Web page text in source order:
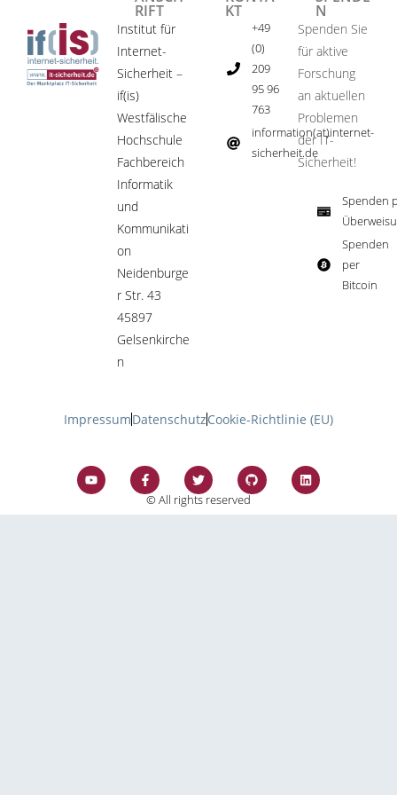
RIFT
Institut für
Internet-
Sicherheit –
if(is)
Westfälische
Hochschule
Fachbereich
Informatik
und
Kommunikati
on
Neidenburge
r Str. 43
45897
Gelsenkirche
n
KT
+49
(0)
209
95 96
763
information(at)internet-
sicherheit.de ​
N
Spenden Sie
für aktive
Forschung
an aktuellen
Problemen
der IT-
Sicherheit!​
Spenden
Spenden
per
Bitcoin​
ImpressumDatenschutzCookie-Richtlinie (EU)
© All rights reserved